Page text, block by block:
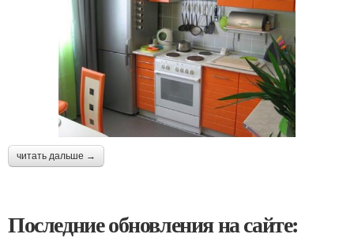
читать дальше →
Последние обновления на сайте: